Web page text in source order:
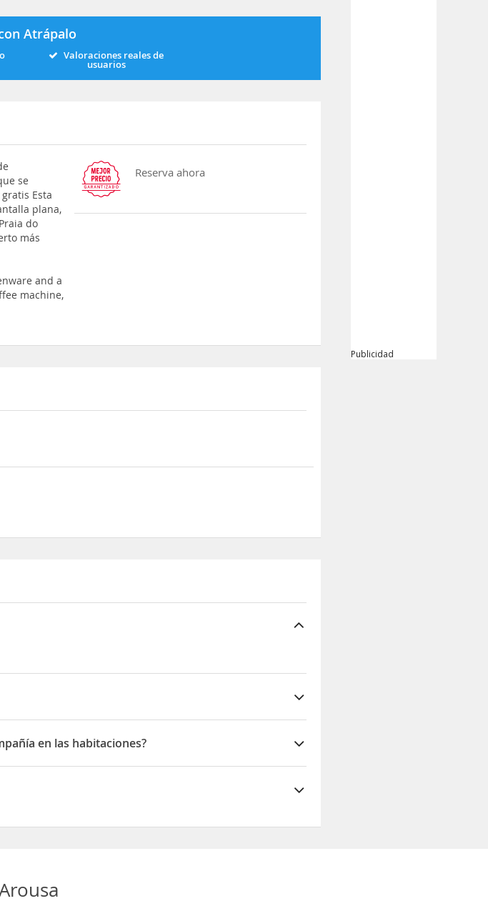
Atrápalo
Valoraciones reales de
usuarios
se
Esta
plana,
do
más
and a
machine,
Reserva ahora
en las habitaciones?
las habitaciones
Publicidad